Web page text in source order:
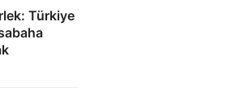
Türkiye